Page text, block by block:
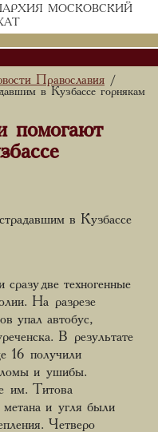
МОСКОВСКИЙ
Православия /
в Кузбассе горнякам
помогают
в Кузбассе
две техногенные
На разрезе
упал автобус,
В результате
16 получили
и ушибы.
им. Титова
метана и угля были
Четверо